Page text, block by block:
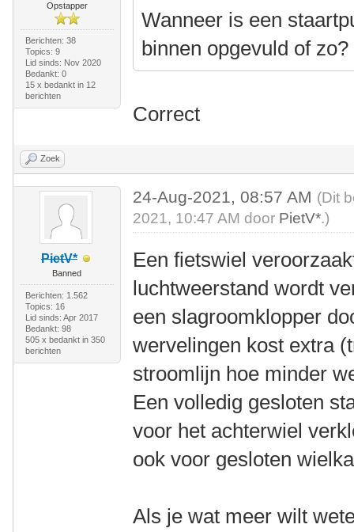
Opstapper
Berichten: 38
Topics: 9
Lid sinds: Nov 2020
Bedankt: 0
15 x bedankt in 12
berichten
Wanneer is een
binnen opgevuld of zo?
Correct
Zoek
PietV*
Banned
Berichten: 1.562
Topics: 16
Lid sinds: Apr 2017
Bedankt: 98
505 x bedankt in 350
berichten
24-Aug-2021, 08:57 AM (Dit
2021, 10:47 AM door PietV*.)
Een fietswiel
luchtweerstand wordt
een slagroomklopper
wervelingen kost extra
stroomlijn hoe minder
Een volledig gesloten
voor het achterwiel
ook voor gesloten
Als je wat meer wilt